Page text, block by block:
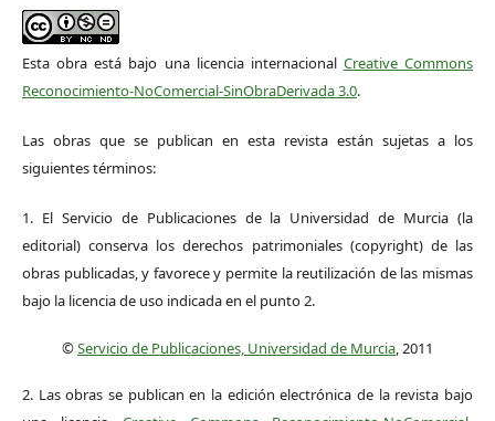
Esta obra está bajo una licencia internacional Creative Commons
Reconocimiento-NoComercial-SinObraDerivada 3.0.
Las obras que se publican en esta revista están sujetas a los
siguientes términos:
1. El Servicio de Publicaciones de la Universidad de Murcia (la
editorial) conserva los derechos patrimoniales (copyright) de las
obras publicadas, y favorece y permite la reutilización de las mismas
bajo la licencia de uso indicada en el punto 2.
©Servicio de Publicaciones, Universidad de Murcia, 2011
2. Las obras se publican en la edición electrónica de la revista bajo